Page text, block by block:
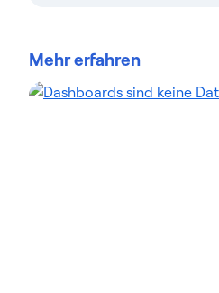
Unternehmen vertrauen auf
komplexe
Mehr erfahren